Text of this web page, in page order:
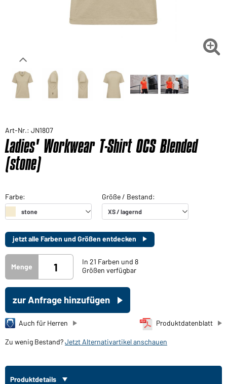

Art-Nr.: JN1807
Ladies' Workwear T-Shirt OCS Blended
(stone)
jetzt alle Farben und Größen entdecken
Menge
In 21 Farben und 8
Größen verfügbar
zur Anfrage hinzufügen
Produktdatenblatt
Auch für Herren
Zu wenig Bestand?Jetzt Alternativartikel anschauen
Produktdetails